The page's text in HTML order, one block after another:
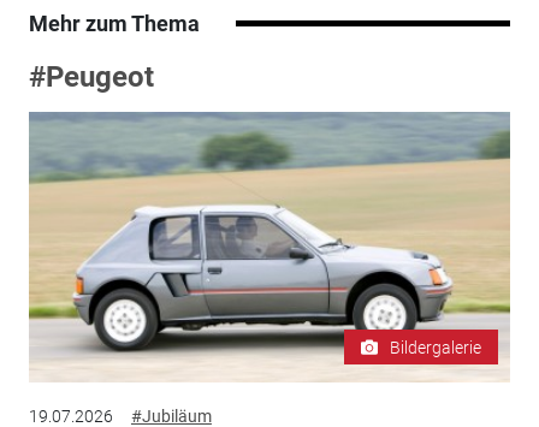
Mehr zum Thema
#Peugeot
Bildergalerie
19.07.2026 #Jubiläum